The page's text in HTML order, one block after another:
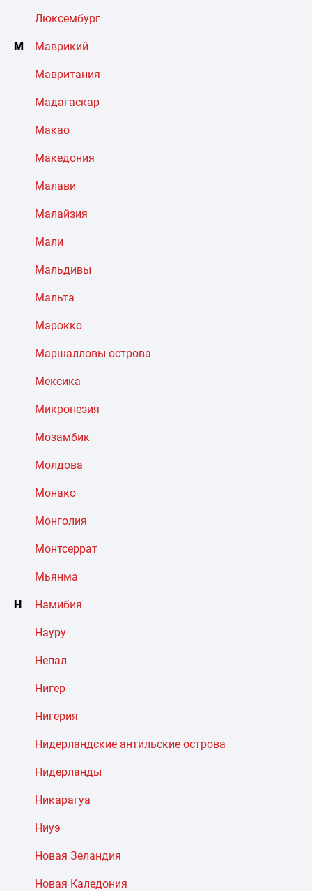
Люксембург
М Маврикий
Мавритания
Мадагаскар
Макао
Македония
Малави
Малайзия
Мали
Мальдивы
Мальта
Марокко
Маршалловы острова
Мексика
Микронезия
Мозамбик
Молдова
Монако
Монголия
Монтсеррат
Мьянма
Н Намибия
Науру
Непал
Нигер
Нигерия
Нидерландские антильские острова
Нидерланды
Никарагуа
Ниуэ
Новая Зеландия
Новая Каледония